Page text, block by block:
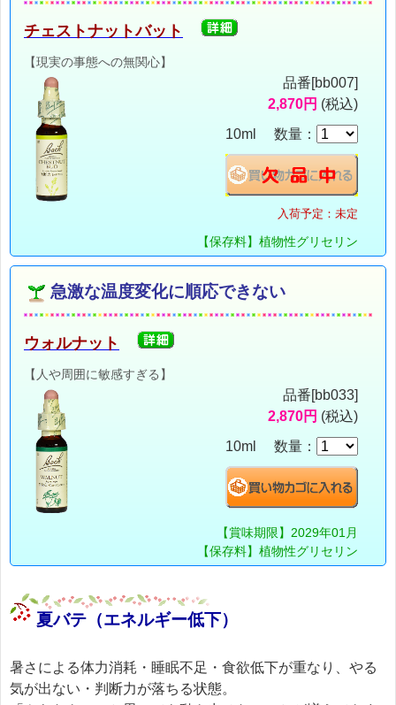
チェストナットバット
【現実の事態への無関心】
品番[bb007]
2,870円 (税込)
10ml 数量：
入荷予定：未定
【保存料】植物性グリセリン
急激な温度変化に順応できない
ウォルナット
【人や周囲に敏感すぎる】
品番[bb033]
2,870円 (税込)
10ml 数量：
【賞味期限】2029年01月
【保存料】植物性グリセリン
夏バテ（エネルギー低下）
暑さによる体力消耗・睡眠不足・食欲低下が重なり、やる
気が出ない・判断力が落ちる状態。